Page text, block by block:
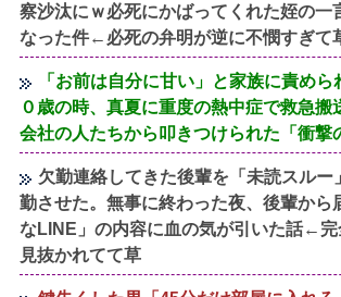
察沙汰にｗ必死にかばってくれた姪の一
なった件←必死の弁明が逆に不憫すぎて
「お前は自分に甘い」と家族に責め
０歳の時、真夏に重度の熱中症で救急
会社の人たちから叩きつけられた「衝撃
欠勤連絡してきた後輩を「未読スルー
勤させた。無事に終わった夜、後輩から
なLINE」の内容に血の気が引いた話←完
見抜かれてて草